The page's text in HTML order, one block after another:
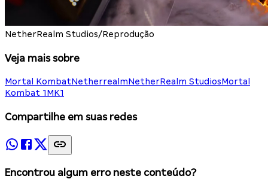
NetherRealm Studios/Reprodução
Veja mais sobre
Mortal KombatNetherrealmNetherRealm StudiosMortal
Kombat 1MK1
Compartilhe em suas redes
Encontrou algum erro neste conteúdo?